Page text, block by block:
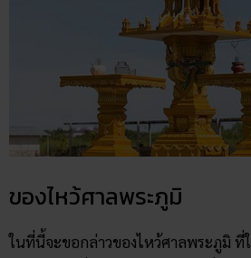
ของไหว้ศาลพระภูมิ
ในที่นี้จะขอกล่าวของไหว้ศาลพระภูมิ ที่